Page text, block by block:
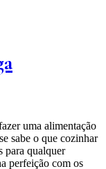
uma alimentação
sabe o que cozinhar
para qualquer
perfeição com os